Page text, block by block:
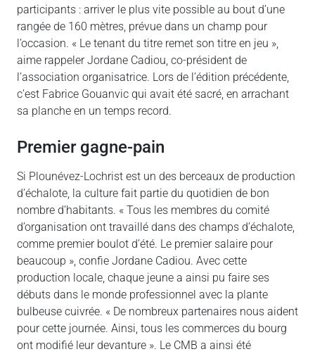
participants : arriver le plus vite possible au bout d’une
rangée de 160 mètres, prévue dans un champ pour
l’occasion. « Le tenant du titre remet son titre en jeu »,
aime rappeler Jordane Cadiou, co-président de
l’association organisatrice. Lors de l’édition précédente,
c’est Fabrice Gouanvic qui avait été sacré, en arrachant
sa planche en un temps record.
Premier gagne-pain
Si Plounévez-Lochrist est un des berceaux de production
d’échalote, la culture fait partie du quotidien de bon
nombre d’habitants. « Tous les membres du comité
d’organisation ont travaillé dans des champs d’échalote,
comme premier boulot d’été. Le premier salaire pour
beaucoup », confie Jordane Cadiou. Avec cette
production locale, chaque jeune a ainsi pu faire ses
débuts dans le monde professionnel avec la plante
bulbeuse cuivrée. « De nombreux partenaires nous aident
pour cette journée. Ainsi, tous les commerces du bourg
ont modifié leur devanture ». Le CMB a ainsi été